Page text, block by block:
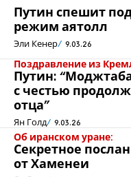
Путин спешит
режим аятолл
Эли Кенер 9.03.26
Поздравление из
Путин:
с честью
отца"
Ян Голд 9.03.26
Об иранском уране:
Секретное
от Хаменеи